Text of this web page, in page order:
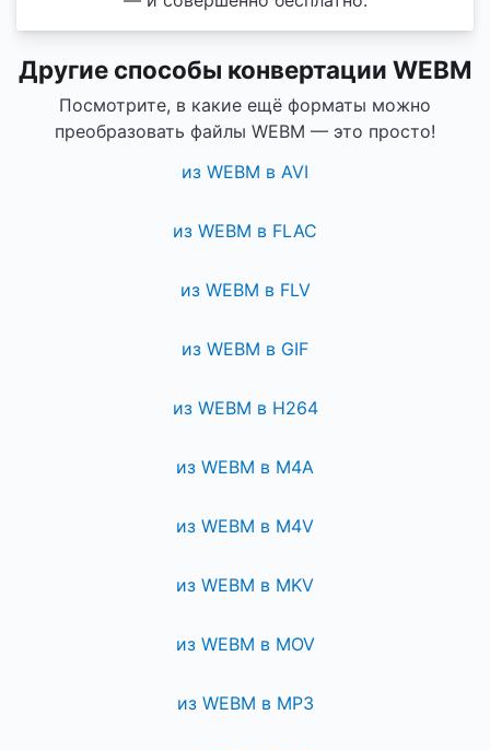
Другие способы конвертации WEBM
Посмотрите, в какие ещё форматы можно
преобразовать файлы WEBM — это просто!
из WEBM в AVI
из WEBM в FLAC
из WEBM в FLV
из WEBM в GIF
из WEBM в H264
из WEBM в M4A
из WEBM в M4V
из WEBM в MKV
из WEBM в MOV
из WEBM в MP3